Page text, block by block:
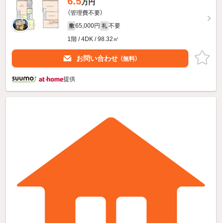
万円
（管理費不要）
敷 65,000円 礼 不要
1階 / 4DK / 98.32㎡
お問い合わせ （無料）
提供